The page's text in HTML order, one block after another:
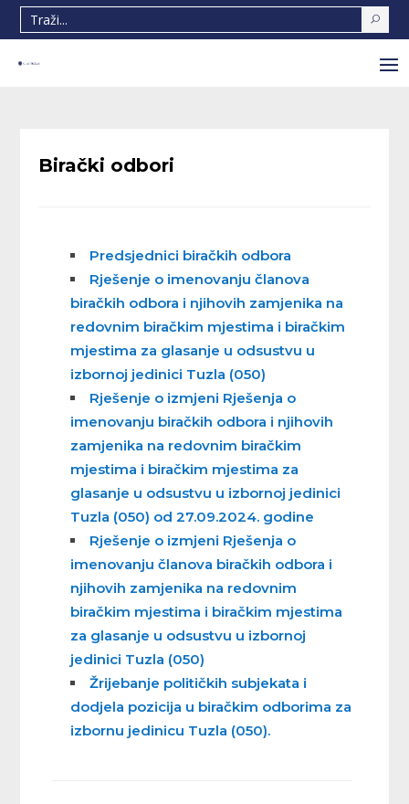
Birački odbori
Predsjednici biračkih odbora
Rješenje o imenovanju članova
biračkih odbora i njihovih zamjenika na
redovnim biračkim mjestima i biračkim
mjestima za glasanje u odsustvu u
izbornoj jedinici Tuzla (050)
Rješenje o izmjeni Rješenja o
imenovanju biračkih odbora i njihovih
zamjenika na redovnim biračkim
mjestima i biračkim mjestima za
glasanje u odsustvu u izbornoj jedinici
Tuzla (050) od 27.09.2024. godine
Rješenje o izmjeni Rješenja o
imenovanju članova biračkih odbora i
njihovih zamjenika na redovnim
biračkim mjestima i biračkim mjestima
za glasanje u odsustvu u izbornoj
jedinici Tuzla (050)
Žrijebanje političkih subjekata i
dodjela pozicija u biračkim odborima za
izbornu jedinicu Tuzla (050).